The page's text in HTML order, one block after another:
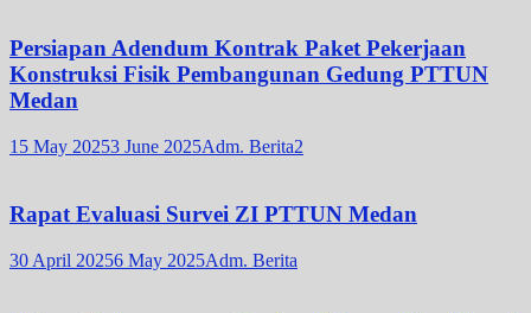
Persiapan Adendum Kontrak Paket Pekerjaan
Konstruksi Fisik Pembangunan Gedung PTTUN
Medan
15 May 20253 June 2025Adm. Berita2
Rapat Evaluasi Survei ZI PTTUN Medan
30 April 20256 May 2025Adm. Berita